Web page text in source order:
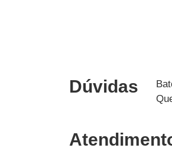
Dúvidas